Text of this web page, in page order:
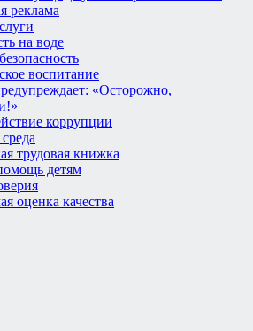
реклама
на воде
воспитание
«Осторожно,
коррупции
трудовая книжка
детям
оценка качества